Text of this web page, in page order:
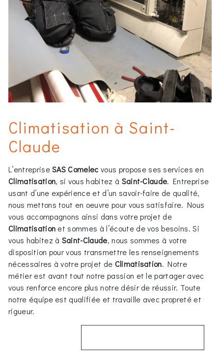
Climatisation à Saint-
Claude
L’entrepriseSAS Comelecvous propose ses services en
Climatisation, si vous habitez à Saint-Claude. Entreprise
usant d’une expérience et d’un savoir-faire de qualité,
nous mettons tout en oeuvre pour vous satisfaire. Nous
vous accompagnons ainsi dans votre projet de
Climatisation et sommes à l’écoute de vos besoins. Si
vous habitez à Saint-Claude, nous sommes à votre
disposition pour vous transmettre les renseignements
nécessaires à votre projet de Climatisation. Notre
métier est avant tout notre passion et le partager avec
vous renforce encore plus notre désir de réussir. Toute
notre équipe est qualifiée et travaille avec propreté et
rigueur.